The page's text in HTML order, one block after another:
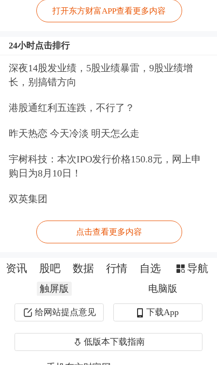
+海洋牧场”一体化布局，实现空间共
提高海域立体利用率，又修复海洋生
态、养护渔业资源，促进海洋经济提质
增效，消除群众疑虑。
经过调解团队耐心疏导，一场可能影响
工程进度的纠纷被成功化解在萌芽状
态，保障了项目建设的连续性。
片。针对企业反映强烈的审批环节多、
流程长等痛点，秀屿区深化“高效办成
一件事”集成改革，打破部门壁垒，重
塑审批流程，提高办事效率。
秀屿区创新推出“项目全生命周期管理
机制”，对项目建设从签约到竣工实行
清单化管理。在项目一线，活跃着“企
业服务110”专班，专班推行“一项目一
打开东方财富APP查看更多内容
24小时点击排行
深夜14股发业绩，5股业绩暴雷，9股业绩增
长，别搞错方向
港股通红利五连跌，不行了？
昨天热恋 今天冷淡 明天怎么走
宇树科技：本次IPO发行价格150.8元，网上申
购日为8月10日！
双英集团
点击查看更多内容
资讯 股吧 数据 行情 自选 导航
触屏版 电脑版
给网站提点意见 下载App
低版本下载指南